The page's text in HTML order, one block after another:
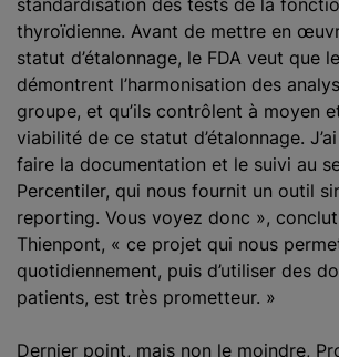
thyroïdienne. Avant de mettre en
statut d’étalonnage, le FDA veut que
démontrent l’harmonisation des
groupe, et qu’ils contrôlent à moyen
viabilité de ce statut d’étalonnage.
faire la documentation et le suivi au
Percentiler, qui nous fournit un outil
reporting. Vous voyez donc »,
Thienpont, « ce projet qui nous
quotidiennement, puis d’utiliser des
patients, est très prometteur. »
Dernier point, mais non le moindre,